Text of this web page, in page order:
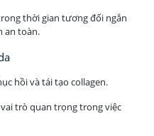
thời gian tương đối ngắn
an toàn.
hồi và tái tạo collagen.
trò quan trọng trong việc